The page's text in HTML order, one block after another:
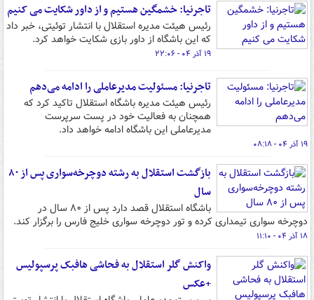
تاجرنیا: خشمگین هستیم و از داور شکایت می کنیم
رئیس هیئت مدیره استقلال با انتشار توئیتی، خبر داد
که این باشگاه از داور بازی شکایت خواهد کرد.
۱۹ آذر ۰۴ - ۲۲:۰۶
تاجرنیا: مسئولیت مدیرعاملی را ادامه می‌دهم
رئیس هیئت مدیره باشگاه استقلال تاکید ‌کرد که
همچنان به فعالیت خود در پست سرپرست
مدیرعاملی این باشگاه ادامه خواهد داد.
۱۹ آذر ۰۴ - ۰۸:۱۸
بازگشت استقلال به رشته دوچرخه‌سواری پس از ۸۰
سال
باشگاه استقلال قصد دارد پس از ۸۰ سال در
دوچرخه سواری تیمداری کرده و تور دوچرخه سواری خلیج فارس را برگزار کند.
۱۸ آذر ۰۴ - ۱۱:۱۰
واکنش گلر استقلال به فحاشی هافبک پرسپولیس
+عکس